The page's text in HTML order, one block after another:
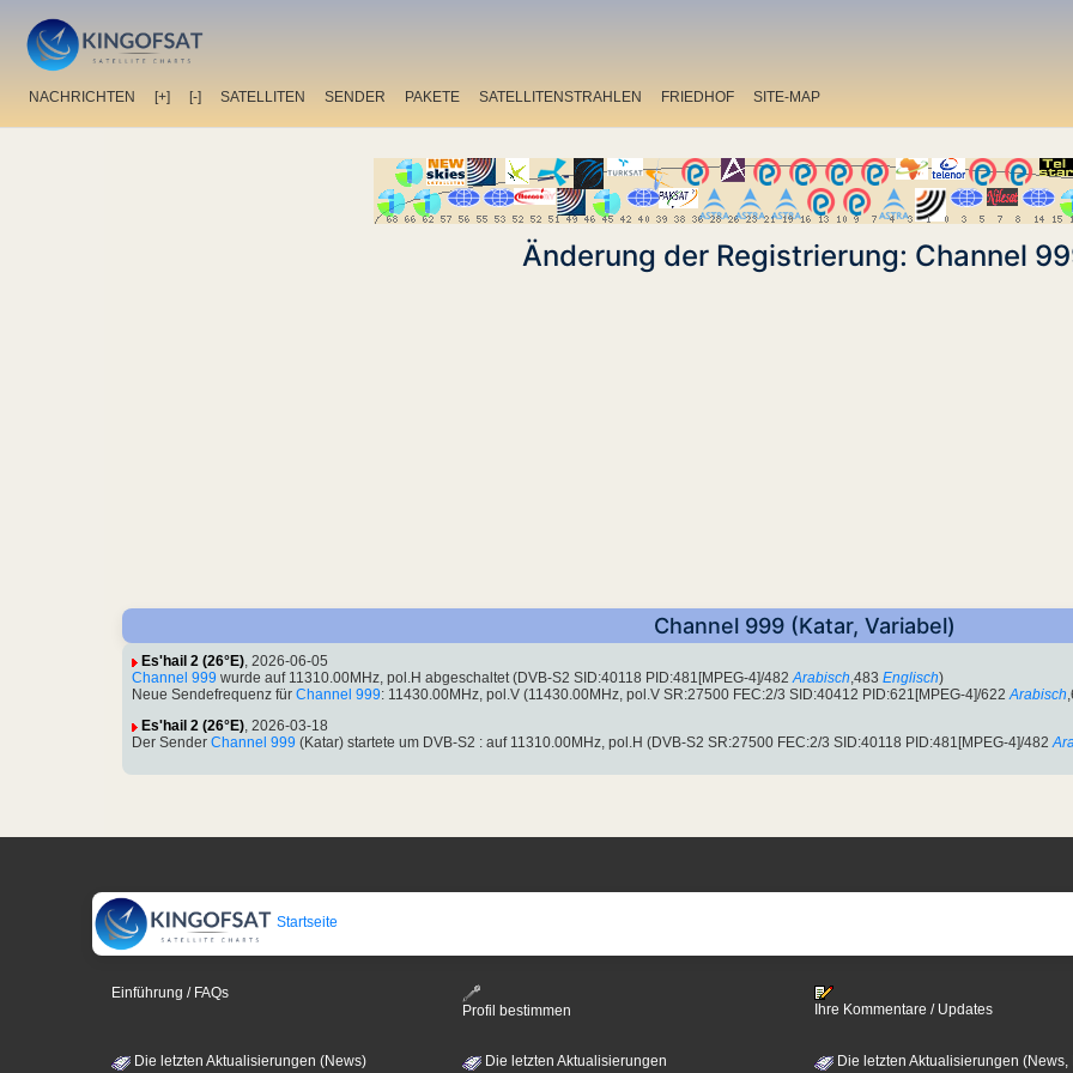
NACHRICHTEN [+] [-] SATELLITEN SENDER PAKETE SATELLITENSTRAHLEN FRIEDHOF SITE-MAP
Änderung der Registrierung: Channel
Channel 999 (Katar, Variabel)
Es'hail 2 (26°E), 2026-06-05
Channel 999 wurde auf 11310.00MHz, pol.H abgeschaltet (DVB-S2 SID:40118 PID:481[MPEG-4]/482 Arabisch,483 Englisch)
Neue Sendefrequenz für Channel 999: 11430.00MHz, pol.V (11430.00MHz, pol.V SR:27500 FEC:2/3 SID:40412 PID:621[MPEG-4]/622 Arabisch
Es'hail 2 (26°E), 2026-03-18
Der Sender Channel 999 (Katar) startete um DVB-S2 : auf 11310.00MHz, pol.H (DVB-S2 SR:27500 FEC:2/3 SID:40118 PID:481[MPEG-4]/482
Startseite
Einführung / FAQs
Profil bestimmen
Ihre Kommentare / Updates
Die letzten Aktualisierungen (News)
Die letzten Aktualisierungen
Die letzten Aktualisierungen (News,